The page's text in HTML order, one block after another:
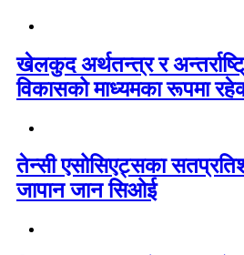
खेलकुद अर्थतन्त्र र
विकासको माध्यमका रूपमा
तेन्सी एसोसिएट्सका
जापान जान सिओई